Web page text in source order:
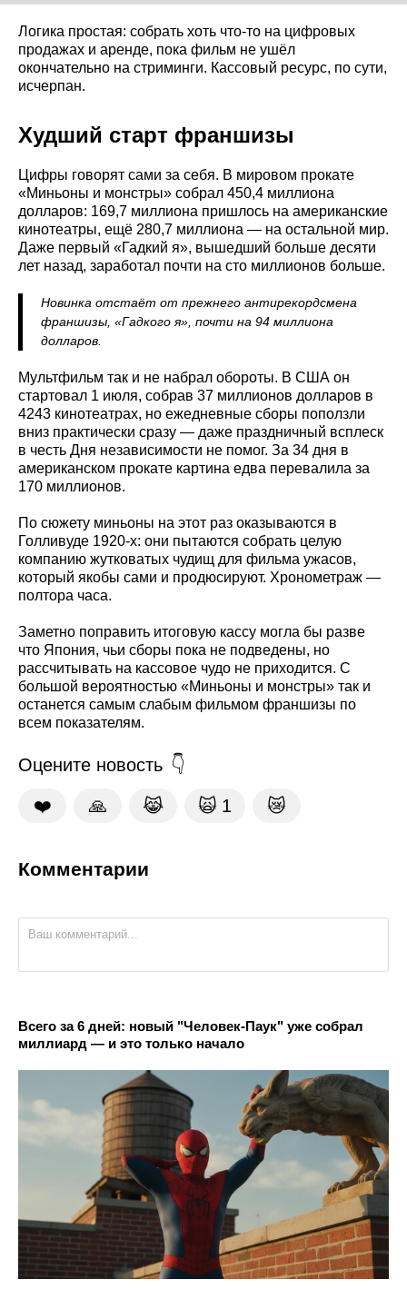
Логика простая: собрать хоть что-то на цифровых
продажах и аренде, пока фильм не ушёл
окончательно на стриминги. Кассовый ресурс, по сути,
исчерпан.
Худший старт франшизы
Цифры говорят сами за себя. В мировом прокате
«Миньоны и монстры» собрал 450,4 миллиона
долларов: 169,7 миллиона пришлось на американские
кинотеатры, ещё 280,7 миллиона — на остальной мир.
Даже первый «Гадкий я», вышедший больше десяти
лет назад, заработал почти на сто миллионов больше.
Новинка отстаёт от прежнего антирекордсмена
франшизы, «Гадкого я», почти на 94 миллиона
долларов.
Мультфильм так и не набрал обороты. В США он
стартовал 1 июля, собрав 37 миллионов долларов в
4243 кинотеатрах, но ежедневные сборы поползли
вниз практически сразу — даже праздничный всплеск
в честь Дня независимости не помог. За 34 дня в
американском прокате картина едва перевалила за
170 миллионов.
По сюжету миньоны на этот раз оказываются в
Голливуде 1920-х: они пытаются собрать целую
компанию жутковатых чудищ для фильма ужасов,
который якобы сами и продюсируют. Хронометраж —
полтора часа.
Заметно поправить итоговую кассу могла бы разве
что Япония, чьи сборы пока не подведены, но
рассчитывать на кассовое чудо не приходится. С
большой вероятностью «Миньоны и монстры» так и
останется самым слабым фильмом франшизы по
всем показателям.
Оцените новость
❤️ 🙏 😹 🙀 1 😿
Комментарии
Всего за 6 дней: новый "Человек-Паук" уже собрал
миллиард — и это только начало